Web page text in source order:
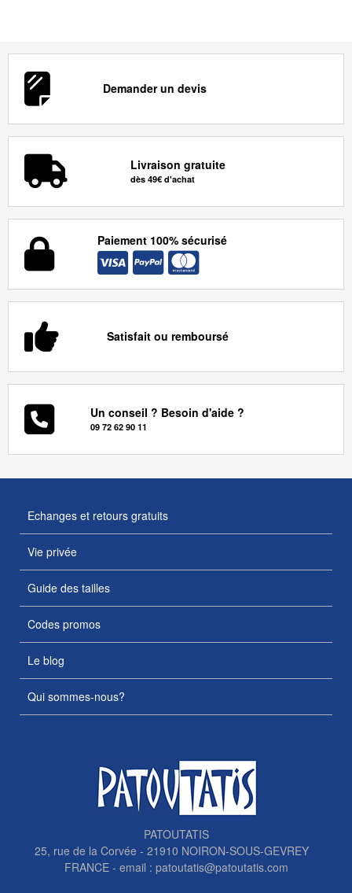
Demander un devis
Livraison gratuite
dès 49€ d'achat
Paiement 100% sécurisé
Satisfait ou remboursé
Un conseil ? Besoin d'aide ?
09 72 62 90 11
Echanges et retours gratuits
Vie privée
Guide des tailles
Codes promos
Le blog
Qui sommes-nous?
PATOUTATIS
25, rue de la Corvée - 21910 NOIRON-SOUS-GEVREY
FRANCE - email : patoutatis@patoutatis.com